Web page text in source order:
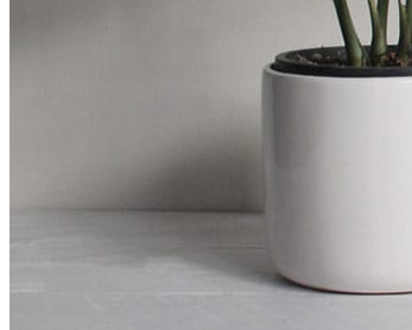
KİLİTLER VE ALARM SİSTEMLERİ
YAĞ VE BAKIM ÜRÜNLERİ